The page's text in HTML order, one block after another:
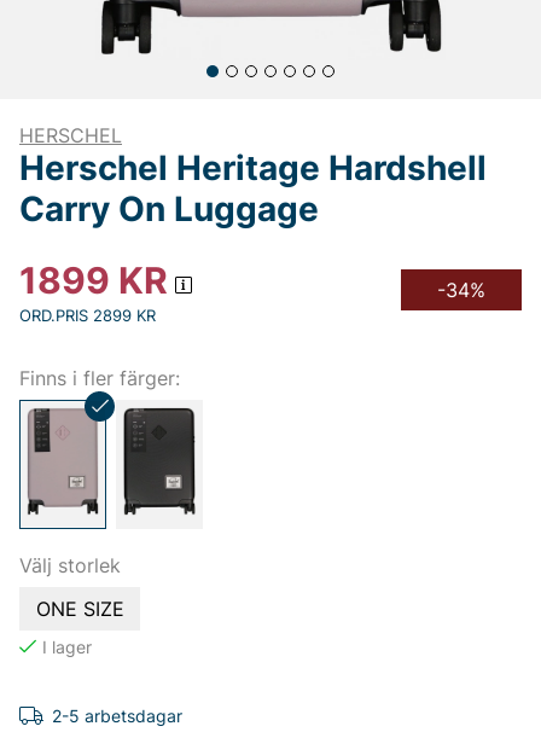
HERSCHEL
Herschel Heritage Hardshell
Carry On Luggage
1899 KR
ORD.PRIS 2899 KR
-34%
Finns i fler färger:
Välj storlek
ONE SIZE
2-5 arbetsdagar